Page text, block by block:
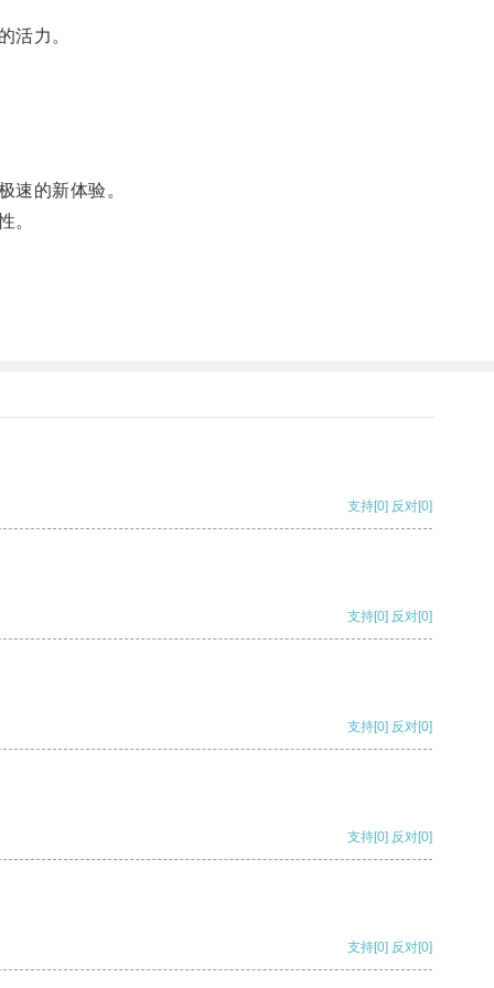
活力。
的新体验。
。
支持[0] 反对[0]
支持[0] 反对[0]
支持[0] 反对[0]
支持[0] 反对[0]
支持[0] 反对[0]